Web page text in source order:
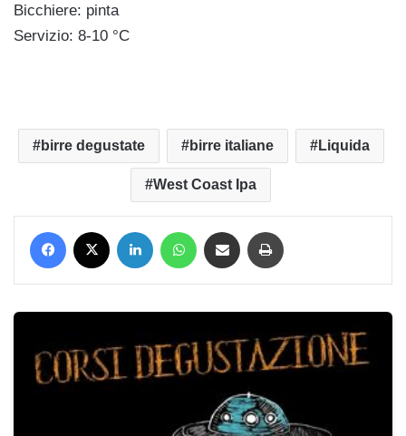
Bicchiere: pinta
Servizio: 8-10 °C
birre degustate birre italiane Liquida
West Coast Ipa
Facebook LinkedIn WhatsApp Condividi via mail